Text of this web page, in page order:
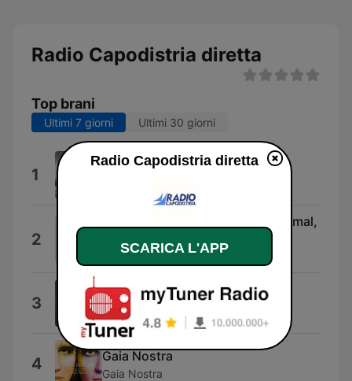
Radio Capodistria diretta
Top brani
Ultimi 7 giorni Ultimi 30 giorni
1 Suenos De Oro Dreams of Gold
2
Coca Cola Light, Coca Cola Normal,
Coca Cola Zero
3 Tabù
Serena Brancale
4 Gaia Nostra
Gaia Nostra
Radio Capodistria diretta
SCARICA L'APP